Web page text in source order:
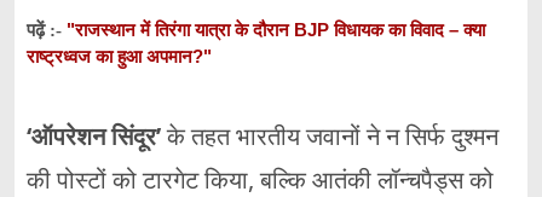
पढ़ें :- "राजस्थान में तिरंगा यात्रा के दौरान BJP विधायक का विवाद – क्या
राष्ट्रध्वज का हुआ अपमान?"
‘ऑपरेशनसिंदूर’केतहतभारतीयजवानोंनेनसिर्फदुश्मन
कीपोस्टोंकोटारगेटकिया,बल्किआतंकीलॉन्चपैड्सको